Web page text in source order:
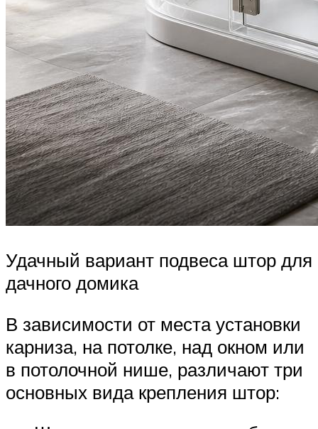
Удачный вариант подвеса штор для
дачного домика
В зависимости от места установки
карниза, на потолке, над окном или
в потолочной нише, различают три
основных вида крепления штор: